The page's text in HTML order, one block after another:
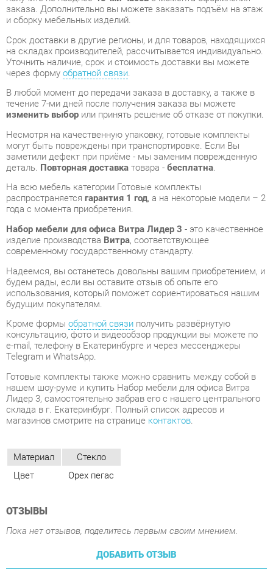
на складах производителей, рассчитывается индивидуально.
Уточнить наличие, срок и стоимость доставки вы можете
через формуобратной связи.
В любой момент до передачи заказа в доставку, а также в
течение 7-ми дней после получения заказа вы можете
изменить выборили принять решение об отказе от покупки.
могут быть повреждены при транспортировке. Если Вы
заметили дефект при приёме - мы заменим поврежденную
деталь.Повторная доставкатовара -бесплатна.
На всю мебель категории Готовые комплекты
распространяетсягарантия 1 год, а на некоторые модели – 2
года с момента приобретения.
Набор мебели для офиса Витра Лидер 3
изделие производстваВитра, соответствующее
современному государственному стандарту.
Надеемся, вы останетесь довольны вашим приобретением, и
будем рады, если вы оставите отзыв об опыте его
использования, который поможет сориентироваться нашим
будущим покупателям.
Кроме формы обратной связиполучить развёрнутую
консультацию, фото и видеообзор продукции вы можете по
e-mail, телефону в Екатеринбурге и через мессенджеры
Telegram и WhatsApp.
Готовые комплекты также можно сравнить между собой в
нашем шоу-руме и купить Набор мебели для офиса Витра
Лидер 3, самостоятельно забрав его с нашего центрального
склада в г. Екатеринбург. Полный список адресов и
магазинов смотрите на странице
Материал Стекло
Цвет Орех пегас
ОТЗЫВЫ
Пока нет отзывов, поделитесь первым своим мнением.